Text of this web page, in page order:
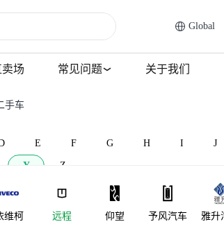
Global
卖场 常见问题 关于我们
手车
E F G H I J
Y Z
维柯 远程 仰望 予风汽车 雅升